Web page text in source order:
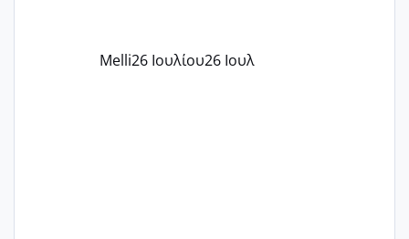
Εγώ πήγα σε έναν ιδιωτικό παιδικό στ
Melli26 Ιουλίου26 Ιουλ